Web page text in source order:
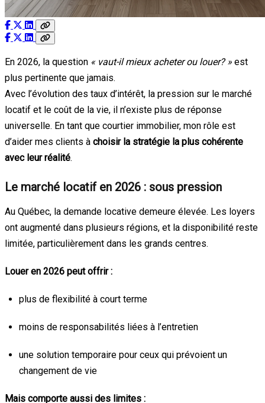
En 2026, la question « vaut-il mieux acheter ou louer? » est
plus pertinente que jamais.
Avec l’évolution des taux d’intérêt, la pression sur le marché
locatif et le coût de la vie, il n’existe plus de réponse
universelle. En tant que courtier immobilier, mon rôle est
d’aider mes clients à choisir la stratégie la plus cohérente
avec leur réalité.
Le marché locatif en 2026 : sous pression
Au Québec, la demande locative demeure élevée. Les loyers
ont augmenté dans plusieurs régions, et la disponibilité reste
limitée, particulièrement dans les grands centres.
Louer en 2026 peut offrir :
plus de flexibilité à court terme
moins de responsabilités liées à l’entretien
une solution temporaire pour ceux qui prévoient un
changement de vie
Mais comporte aussi des limites :